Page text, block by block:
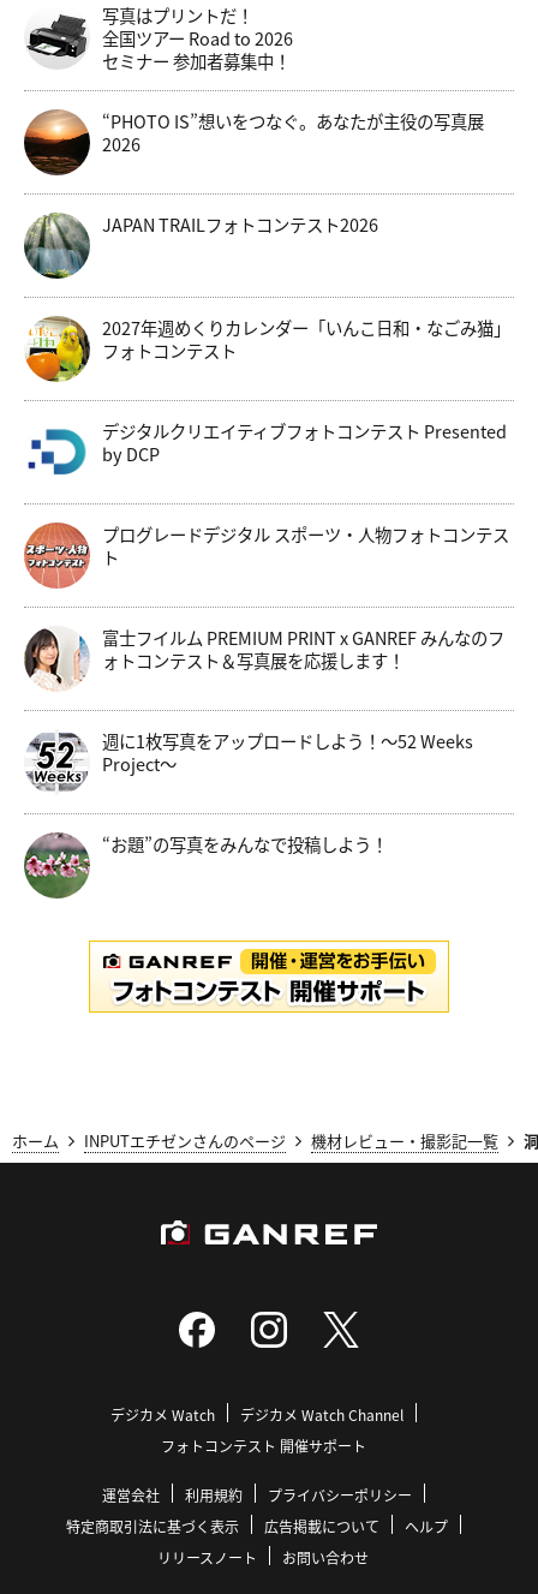
写真はプリントだ！
全国ツアー Road to 2026
セミナー 参加者募集中！
“PHOTO IS”想いをつなぐ。あなたが主役の写真展
2026
JAPAN TRAILフォトコンテスト2026
2027年週めくりカレンダー「いんこ日和・なごみ猫」
フォトコンテスト
デジタルクリエイティブフォトコンテスト Presented
by DCP
プログレードデジタル スポーツ・人物フォトコンテス
ト
富士フイルム PREMIUM PRINT x GANREF みんなのフ
ォトコンテスト＆写真展を応援します！
週に1枚写真をアップロードしよう！～52 Weeks
Project～
“お題”の写真をみんなで投稿しよう！
ホーム INPUTエチゼンさんのページ 機材レビュー・撮影記一覧
デジカメ Watch
デジカメ Watch Channel
フォトコンテスト 開催サポート
運営会社 利用規約
プライバシーポリシー
特定商取引法に基づく表示
広告掲載について
ヘルプ
リリースノート
お問い合わせ